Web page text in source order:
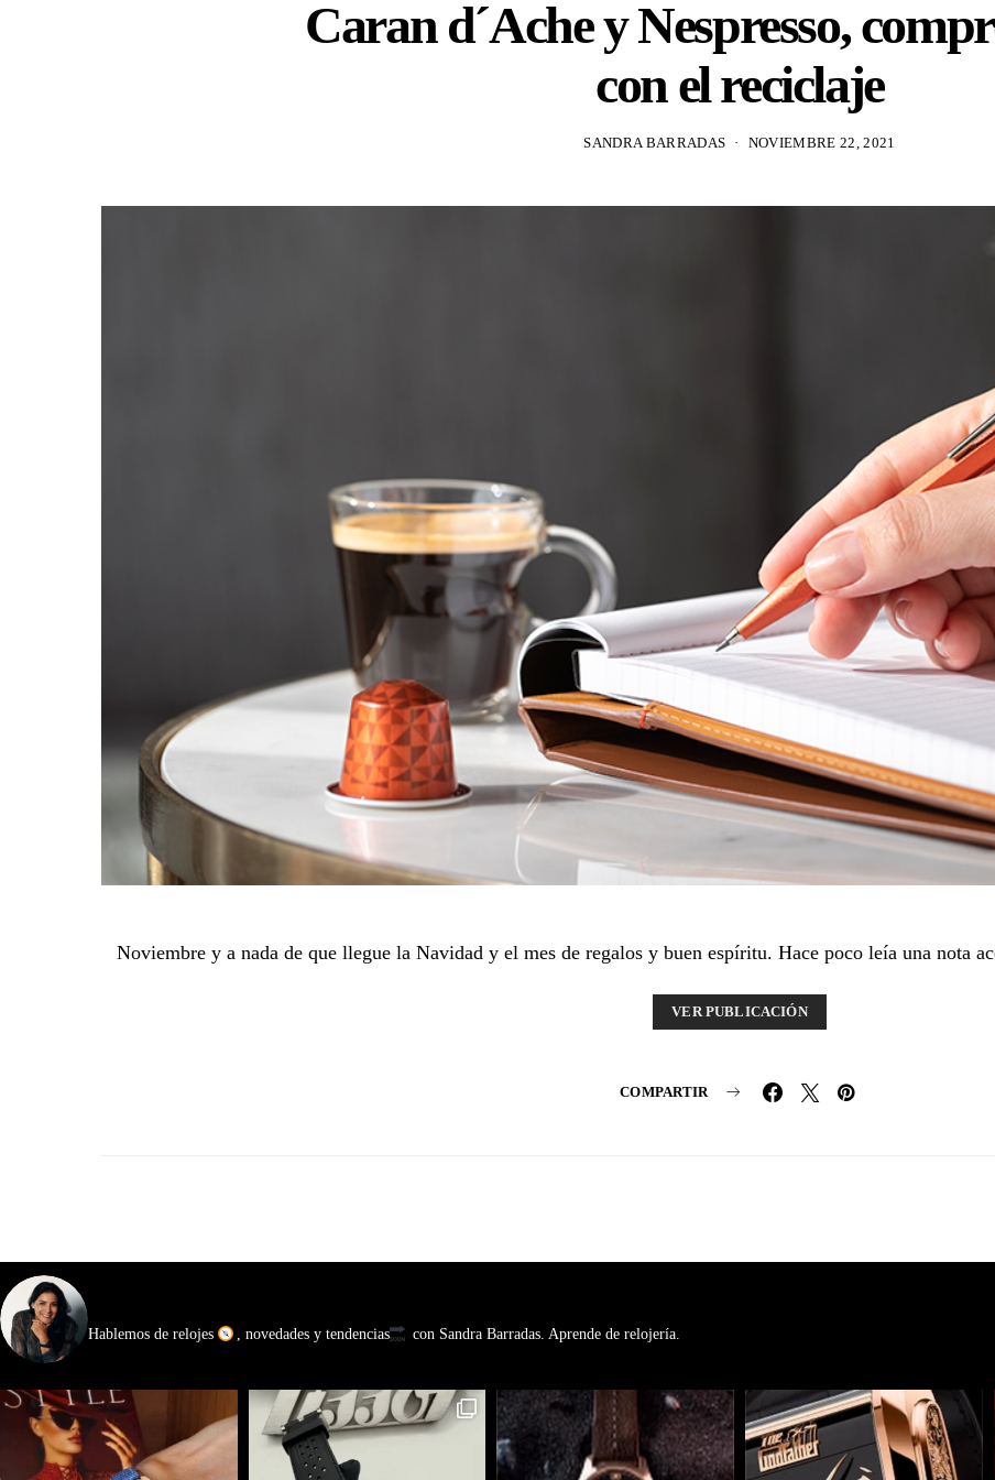
Caran d´Ache y Nespresso,
con el reciclaje
SANDRA BARRADAS NOVIEMBRE 22, 2021
Noviembre y a nada de que llegue la Navidad y el mes de regalos y buen espíritu. Hace poco leía una nota
VER PUBLICACIÓN
COMPARTIR
Hablemos de relojes , novedades y tendencias con Sandra Barradas. Aprende de relojería.